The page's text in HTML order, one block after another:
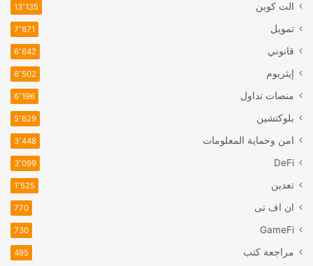
الت كوين 13٬135
تمويل 7٬871
قانوني 6٬642
إيثريوم 6٬502
منصات تداول 6٬196
بلوكتشين 5٬629
امن وحماية المعلومات 3٬448
DeFi 3٬099
تعدين 1٬525
ان اف تی 770
GameFi
730
مراجعة كتب 495